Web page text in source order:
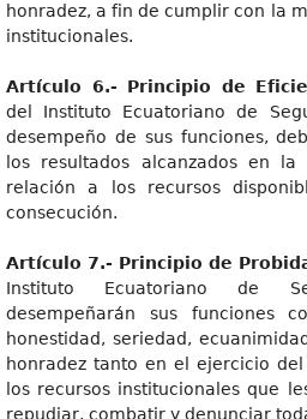
honradez, a fin de cumplir con la
institucionales.
Artículo 6.- Principio de
del Instituto Ecuatoriano de
desempeño de sus funciones,
los resultados alcanzados en
relación a los recursos
consecución.
Artículo 7.- Principio de
Instituto Ecuatoriano de
desempeñarán sus funciones
honestidad, seriedad,
honradez tanto en el ejercicio
los recursos institucionales que
repudiar, combatir y denunciar